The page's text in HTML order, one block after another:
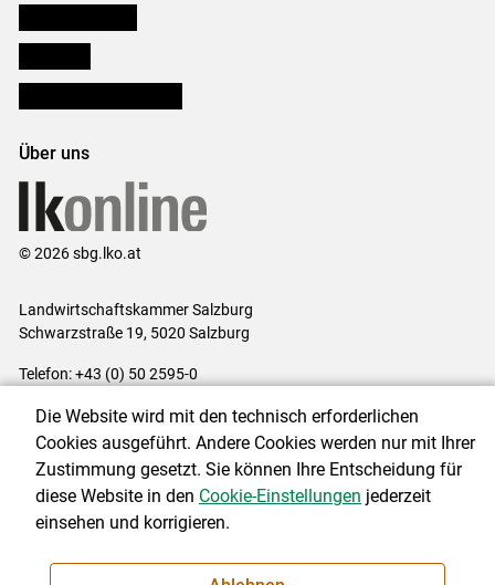
Über uns
© 2026 sbg.lko.at
Landwirtschaftskammer Salzburg
Schwarzstraße 19, 5020 Salzburg
Telefon: +43 (0) 50 2595-0
Impressum|Kontakt|Datenschutzerklärung|Barrierefreiheit|
Cookie-Einstellungen
NEWSLETTER
Die Website wird mit den technisch erforderlichen
Cookies ausgeführt. Andere Cookies werden nur mit Ihrer
Zustimmung gesetzt. Sie können Ihre Entscheidung für
diese Website in den Cookie-Einstellungen jederzeit
einsehen und korrigieren.